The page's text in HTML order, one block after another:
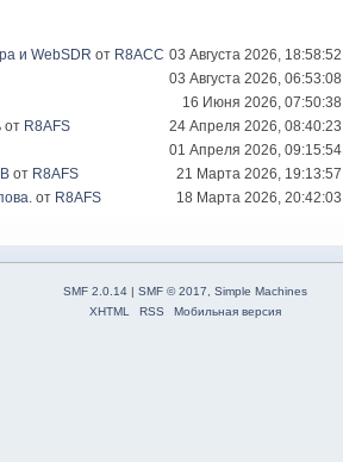
и WebSDR от R8ACC 03 Августа 2026, 18:58:52
03 Августа 2026, 06:53:08
16 Июня 2026, 07:50:38
от R8AFS
24 Апреля 2026, 08:40:23
01 Апреля 2026, 09:15:54
от R8AFS
21 Марта 2026, 19:13:57
от R8AFS 18 Марта 2026, 20:42:03
SMF 2.0.14 SMF © 2017, Simple Machines
XHTML
RSS Мобильная версия